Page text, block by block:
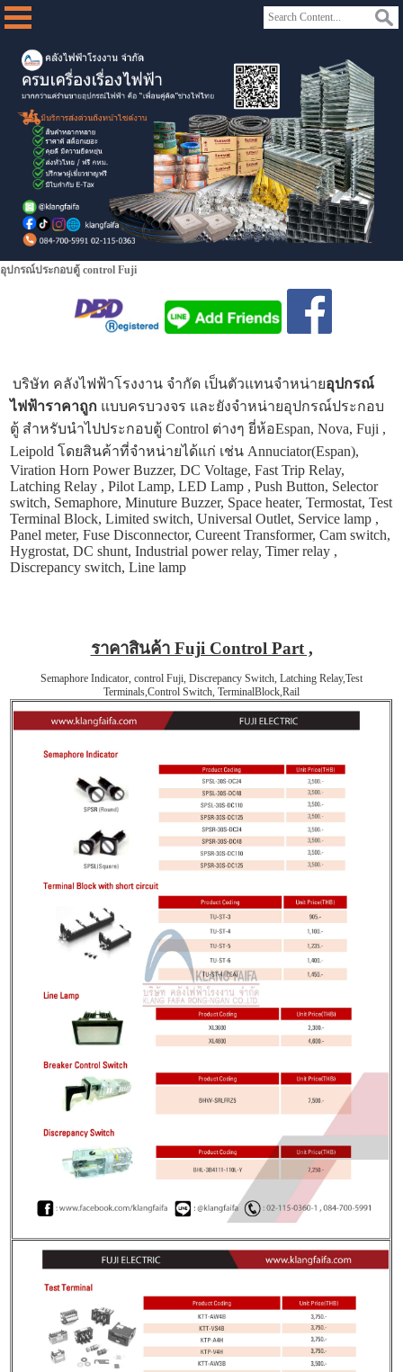
อุปกรณ์ประกอบตู้ control Fuji
บริษัท คลังไฟฟ้าโรงงาน จำกัด เป็นตัวแทนจำหน่ายอุปกรณ์
ไฟฟ้าราคาถูก แบบครบวงจร และยังจำหน่ายอุปกรณ์ประกอบ
ตู้ สำหรับนำไปประกอบตู้ Control ต่างๆ ยี่ห้อEspan, Nova, Fuji ,
Leipold โดยสินค้าที่จำหน่ายได้แก่ เช่น Annuciator(Espan),
Viration Horn Power Buzzer, DC Voltage, Fast Trip Relay,
Latching Relay , Pilot Lamp, LED Lamp , Push Button, Selector
switch, Semaphore, Minuture Buzzer, Space heater, Termostat, Test
Terminal Block, Limited switch, Universal Outlet, Service lamp ,
Panel meter, Fuse Disconnector, Cureent Transformer, Cam switch,
Hygrostat, DC shunt, Industrial power relay, Timer relay ,
Discrepancy switch, Line lamp
ราคาสินค้า Fuji Control Part ,
Semaphore Indicator, control Fuji, Discrepancy Switch, Latching Relay,Test
Terminals,Control Switch, TerminalBlock,Rail